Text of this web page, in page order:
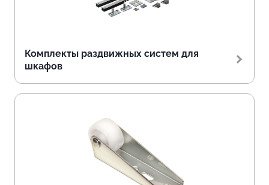
Комплекты раздвижных систем для
шкафов